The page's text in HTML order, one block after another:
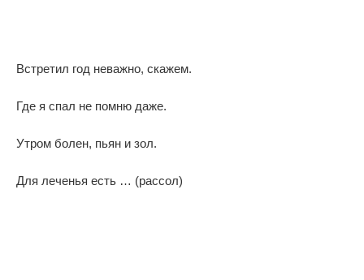
Встретил год неважно, скажем.
Где я спал не помню даже.
Утром болен, пьян и зол.
Для леченья есть … (рассол)